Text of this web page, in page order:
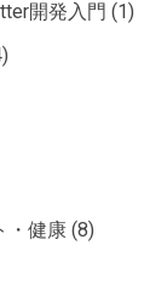
開発入門 (1)
・健康 (8)